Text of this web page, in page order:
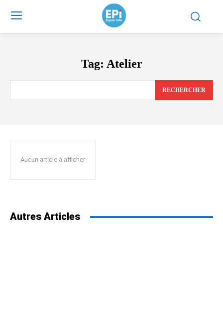
Tag: Atelier
RECHERCHER
Aucun article à afficher
Autres Articles